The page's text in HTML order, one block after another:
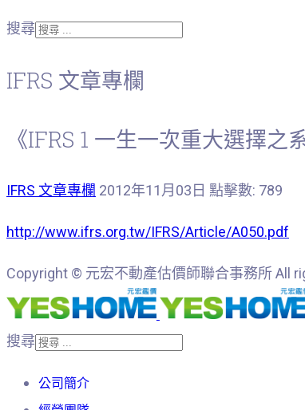
搜尋
IFRS 文章專欄
《IFRS 1 一生一次重大選擇
IFRS 文章專欄 2012年11月03日 點擊數: 789
http://www.ifrs.org.tw/IFRS/Article/A050.pdf
Copyright © 元宏不動產估價師聯合事務所 All
搜尋
公司簡介